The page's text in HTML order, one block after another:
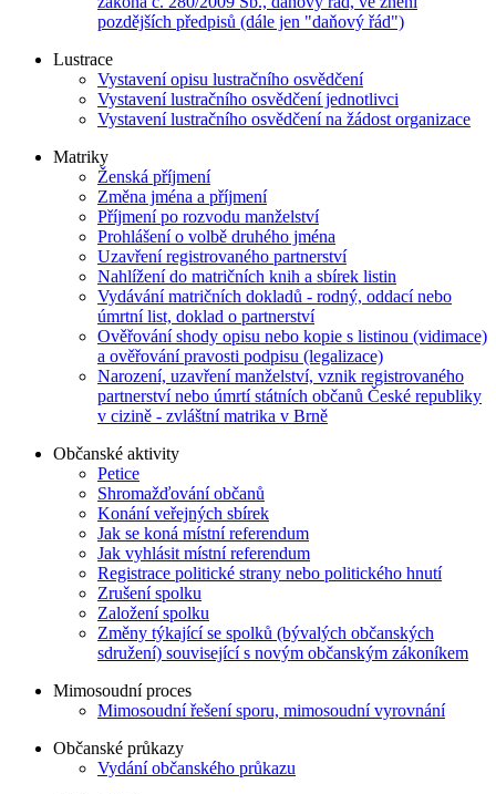
pozdějších předpisů (dále jen "daňový řád")
Lustrace
Vystavení opisu lustračního osvědčení
Vystavení lustračního osvědčení jednotlivci
Vystavení lustračního osvědčení na žádost organizace
Matriky
Ženská příjmení
Změna jména a příjmení
Příjmení po rozvodu manželství
Prohlášení o volbě druhého jména
Uzavření registrovaného partnerství
Nahlížení do matričních knih a sbírek listin
Vydávání matričních dokladů - rodný, oddací nebo
úmrtní list, doklad o partnerství
Ověřování shody opisu nebo kopie s listinou (vidimace)
a ověřování pravosti podpisu (legalizace)
Narození, uzavření manželství, vznik registrovaného
partnerství nebo úmrtí státních občanů České republiky
v cizině - zvláštní matrika v Brně
Občanské aktivity
Petice
Shromažďování občanů
Konání veřejných sbírek
Jak se koná místní referendum
Jak vyhlásit místní referendum
Registrace politické strany nebo politického hnutí
Zrušení spolku
Založení spolku
Změny týkající se spolků (bývalých občanských
sdružení) související s novým občanským zákoníkem
Mimosoudní proces
Mimosoudní řešení sporu, mimosoudní vyrovnání
Občanské průkazy
Vydání občanského průkazu